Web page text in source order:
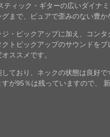
ティック・ギターの広いダイナ
まで、ピュアで歪みのない豊か
・ピックアップに加え、コン
トピックアップのサウンドを
ススメです。
ており、ネックの状態は良好で
が95％は残っていますので、